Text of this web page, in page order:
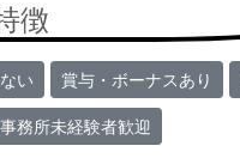
徴
い 賞与・ボーナスあり
務所未経験者歓迎